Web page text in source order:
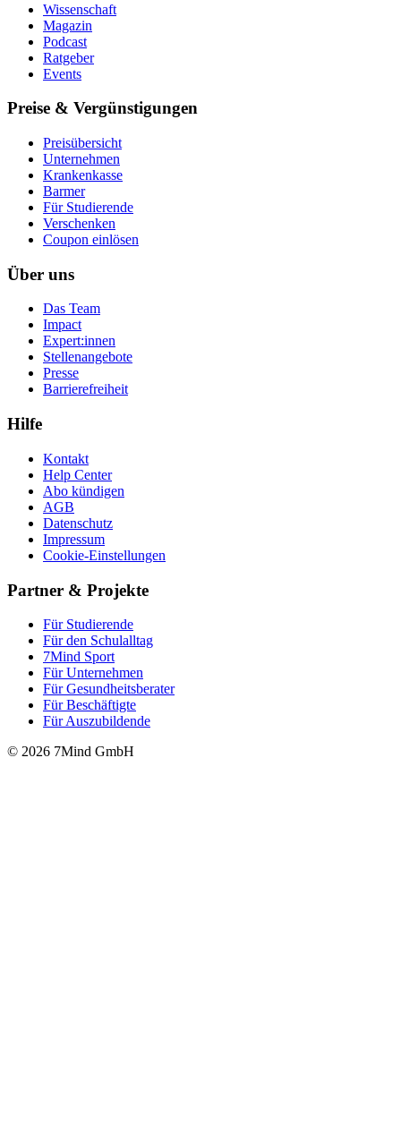
Wissenschaft
Magazin
Podcast
Ratgeber
Events
Preise & Vergünstigungen
Preisübersicht
Unternehmen
Krankenkasse
Barmer
Für Studierende
Ver­schen­ken
Coupon einlösen
Über uns
Das Team
Impact
Expert:innen
Stellenangebote
Presse
Barrierefreiheit
Hilfe
Kontakt
Help Center
Abo kündigen
AGB
Datenschutz
Impressum
Cookie-Einstellungen
Partner & Projekte
Für Stu­die­rende
Für den Schulalltag
7Mind Sport
Für Unter­neh­men
Für Gesund­heits­be­ra­ter
Für Beschäftigte
Für Auszubildende
© 2026 7Mind GmbH